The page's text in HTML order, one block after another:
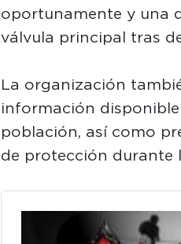
oportunamente y una
válvula principal tras
La organización
información
población, así como
de protección durante